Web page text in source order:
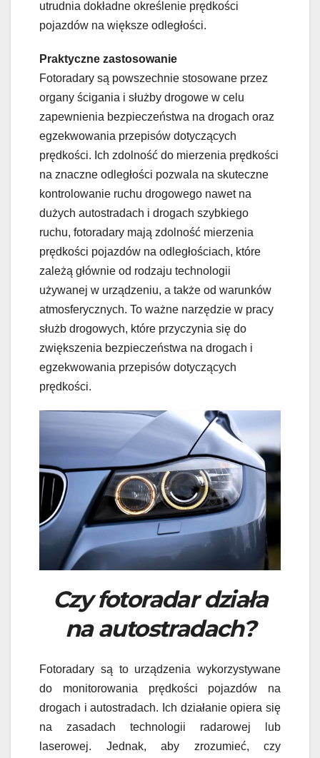
utrudnia dokładne określenie prędkości
pojazdów na większe odległości.
Praktyczne zastosowanie
Fotoradary są powszechnie stosowane przez
organy ścigania i służby drogowe w celu
zapewnienia bezpieczeństwa na drogach oraz
egzekwowania przepisów dotyczących
prędkości. Ich zdolność do mierzenia prędkości
na znaczne odległości pozwala na skuteczne
kontrolowanie ruchu drogowego nawet na
dużych autostradach i drogach szybkiego
ruchu, fotoradary mają zdolność mierzenia
prędkości pojazdów na odległościach, które
zależą głównie od rodzaju technologii
używanej w urządzeniu, a także od warunków
atmosferycznych. To ważne narzędzie w pracy
służb drogowych, które przyczynia się do
zwiększenia bezpieczeństwa na drogach i
egzekwowania przepisów dotyczących
prędkości.
Czy fotoradar działa
na autostradach?
Fotoradary są to urządzenia wykorzystywane
do monitorowania prędkości pojazdów na
drogach i autostradach. Ich działanie opiera się
na zasadach technologii radarowej lub
laserowej. Jednak, aby zrozumieć, czy